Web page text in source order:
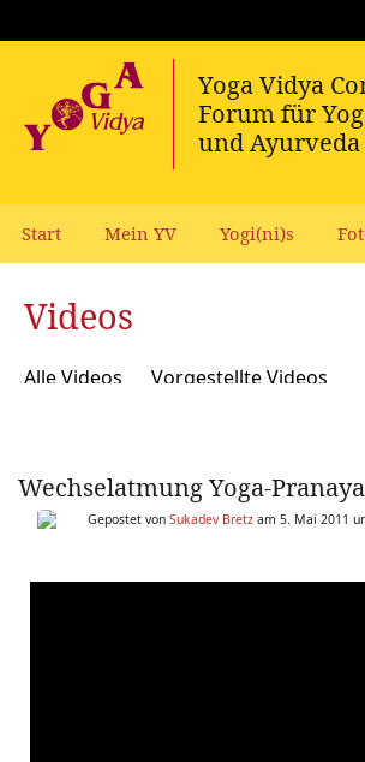
Start Mein YV Yogi(ni)s
Videos
Alle Videos Vorgestellte Videos
Wechselatmung Yoga-
Gepostet von Sukadev Bretz am 5. Mai 2011